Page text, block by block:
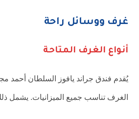
غرف ووسائل راحة
أنواع الغرف المتاحة
يُقدم فندق جراند يافوز السلطان أحمد
الغرف تناسب جميع الميزانيات. يشمل